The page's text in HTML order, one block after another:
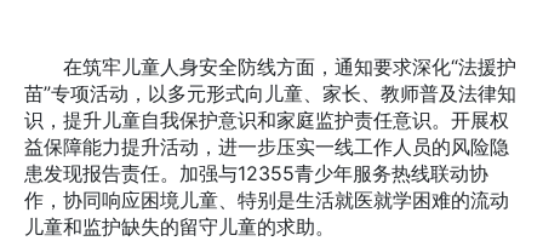
在筑牢儿童人身安全防线方面，通知要求深化“法援护
苗”专项活动，以多元形式向儿童、家长、教师普及法律知
识，提升儿童自我保护意识和家庭监护责任意识。开展权
益保障能力提升活动，进一步压实一线工作人员的风险隐
患发现报告责任。加强与12355青少年服务热线联动协
作，协同响应困境儿童、特别是生活就医就学困难的流动
儿童和监护缺失的留守儿童的求助。